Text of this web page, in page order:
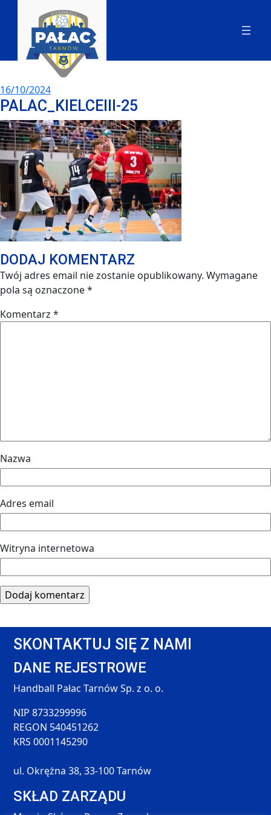
16/10/2024
PALAC_KIELCEIII-25
DODAJ KOMENTARZ
Twój adres email nie zostanie opublikowany. Wymagane
pola są oznaczone*
Komentarz *
Nazwa
Adres email
Witryna internetowa
SKONTAKTUJ SIĘ Z NAMI
DANE REJESTROWE
Handball Pałac Tarnów Sp. z o. o.
NIP 8733299996
REGON 540451262
KRS 0001145290
ul. Okrężna 38, 33-100 Tarnów
SKŁAD ZARZĄDU